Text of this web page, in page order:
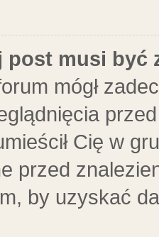
post musi być
mógł
Cię w
przed
by uzyskać